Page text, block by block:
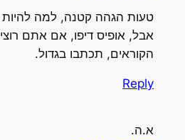
טעות הגהה קטנה, למה להיות
אבל, אופיס דיפו, אם אתם
הקוראים, תכתבו בגדול.
Reply
א.ה.